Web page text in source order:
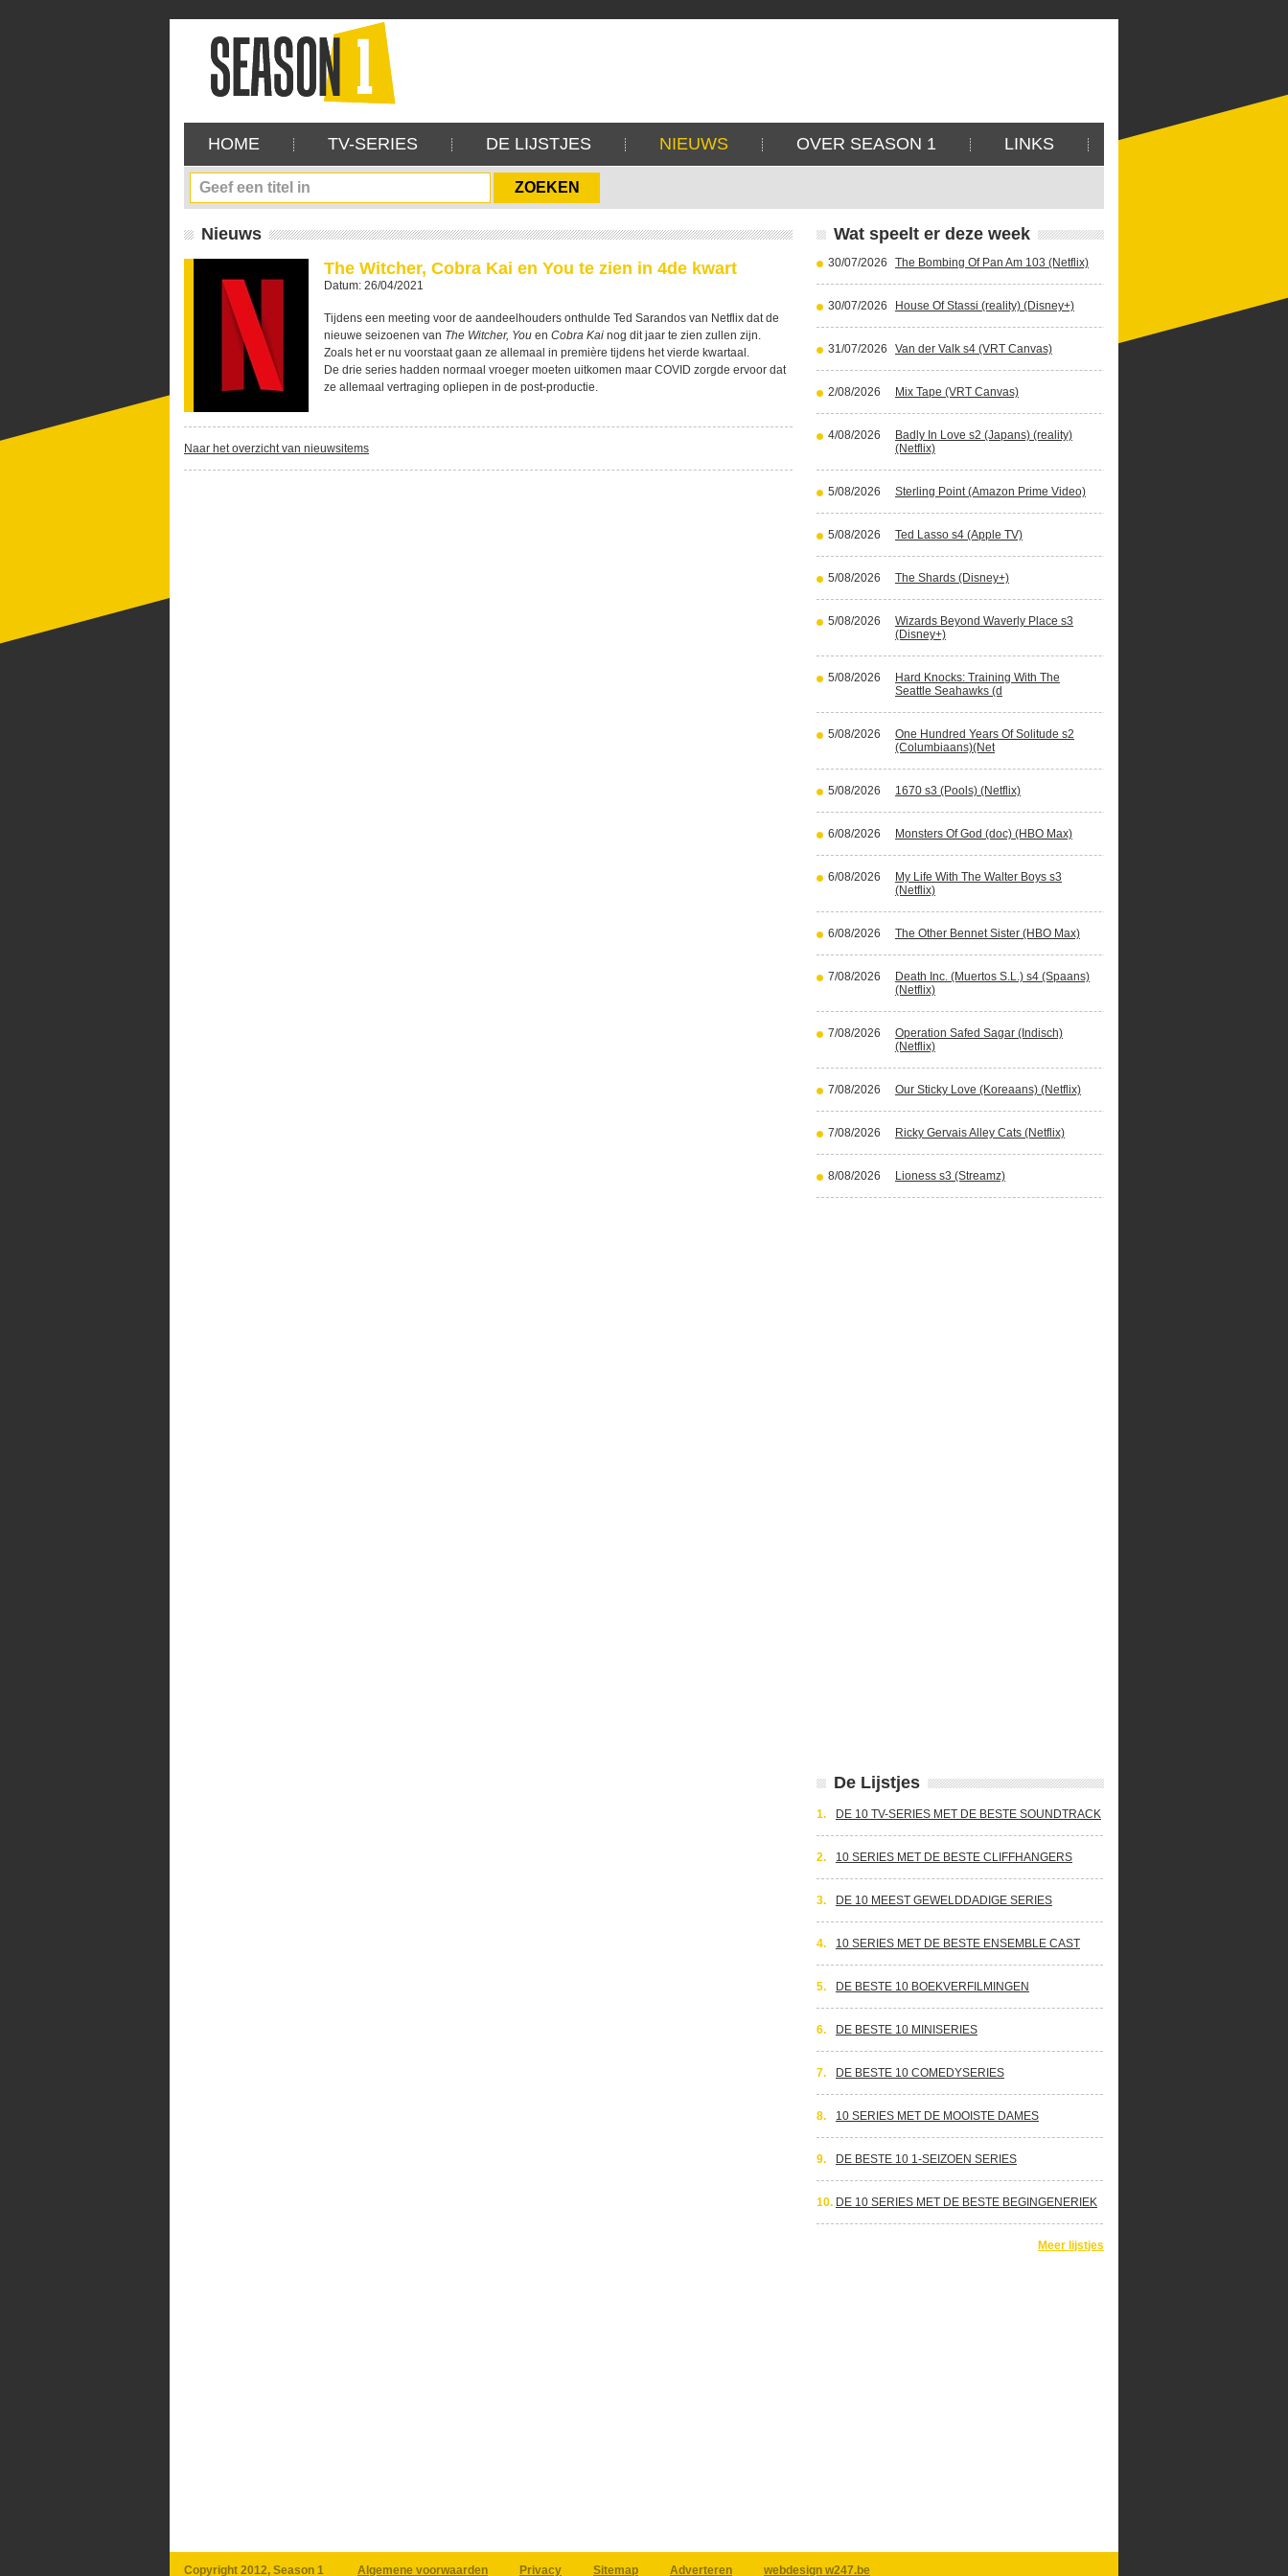
HOME TV-SERIES DE LIJSTJES NIEUWS OVER SEASON 1 LINKS
Nieuws
The Witcher, Cobra Kai en You te zien in 4de kwart
Datum: 26/04/2021
Tijdens een meeting voor de aandeelhouders onthulde Ted Sarandos van Netflix dat de
nieuwe seizoenen van The Witcher, You en Cobra Kai nog dit jaar te zien zullen zijn.
Zoals het er nu voorstaat gaan ze allemaal in première tijdens het vierde kwartaal.
De drie series hadden normaal vroeger moeten uitkomen maar COVID zorgde ervoor dat
ze allemaal vertraging opliepen in de post-productie.
Naar het overzicht van nieuwsitems
Wat speelt er deze week
30/07/2026 The Bombing Of Pan Am 103 (Netflix)
30/07/2026 House Of Stassi (reality) (Disney+)
31/07/2026 Van der Valk s4 (VRT Canvas)
2/08/2026 Mix Tape (VRT Canvas)
4/08/2026
Badly In Love s2 (Japans) (reality)
(Netflix)
5/08/2026 Sterling Point (Amazon Prime Video)
5/08/2026 Ted Lasso s4 (Apple TV)
5/08/2026 The Shards (Disney+)
5/08/2026
Wizards Beyond Waverly Place s3
(Disney+)
5/08/2026
Hard Knocks: Training With The
Seattle Seahawks (d
5/08/2026
One Hundred Years Of Solitude s2
(Columbiaans)(Net
5/08/2026 1670 s3 (Pools) (Netflix)
6/08/2026 Monsters Of God (doc) (HBO Max)
6/08/2026
My Life With The Walter Boys s3
(Netflix)
6/08/2026 The Other Bennet Sister (HBO Max)
7/08/2026
Death Inc. (Muertos S.L.) s4 (Spaans)
(Netflix)
7/08/2026
Operation Safed Sagar (Indisch)
(Netflix)
7/08/2026 Our Sticky Love (Koreaans) (Netflix)
7/08/2026 Ricky Gervais Alley Cats (Netflix)
8/08/2026 Lioness s3 (Streamz)
De Lijstjes
1. DE 10 TV-SERIES MET DE BESTE SOUNDTRACK
2. 10 SERIES MET DE BESTE CLIFFHANGERS
3. DE 10 MEEST GEWELDDADIGE SERIES
4. 10 SERIES MET DE BESTE ENSEMBLE CAST
5. DE BESTE 10 BOEKVERFILMINGEN
6. DE BESTE 10 MINISERIES
7. DE BESTE 10 COMEDYSERIES
8. 10 SERIES MET DE MOOISTE DAMES
9. DE BESTE 10 1-SEIZOEN SERIES
10. DE 10 SERIES MET DE BESTE BEGINGENERIEK
Meer lijstjes
Copyright 2012, Season 1 Algemene voorwaarden Privacy Sitemap Adverteren webdesign w247.be